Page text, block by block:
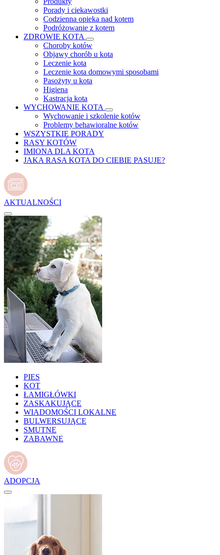
Porady i ciekawostki
Codzienna opieka nad kotem
Podróżowanie z kotem
ZDROWIE KOTA
Choroby kotów
Objawy chorób u kota
Leczenie kota
Leczenie kota domowymi sposobami
Pasożyty u kota
Higiena
Kastracja kota
WYCHOWANIE KOTA
Wychowanie i szkolenie kotów
Problemy behawioralne kotów
WSZYSTKIE PORADY
RASY KOTÓW
IMIONA DLA KOTA
JAKA RASA KOTA DO CIEBIE PASUJE?
AKTUALNOŚCI
PIES
KOT
ŁAMIGŁÓWKI
ZASKAKUJĄCE
WIADOMOŚCI LOKALNE
BULWERSUJĄCE
SMUTNE
ZABAWNE
ADOPCJA